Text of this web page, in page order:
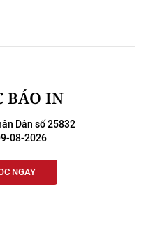
BÁO IN
Dân số 25832
08-2026
NGAY